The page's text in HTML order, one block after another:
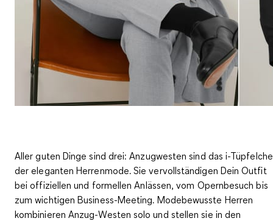
Aller guten Dinge sind drei: Anzugwesten sind das i-
der eleganten Herrenmode. Sie vervollständigen Dein Outfit
bei offiziellen und formellen Anlässen, vom Opernbesuch bis
zum wichtigen Business-Meeting. Modebewusste Herren
kombinieren Anzug-Westen solo und stellen sie in den